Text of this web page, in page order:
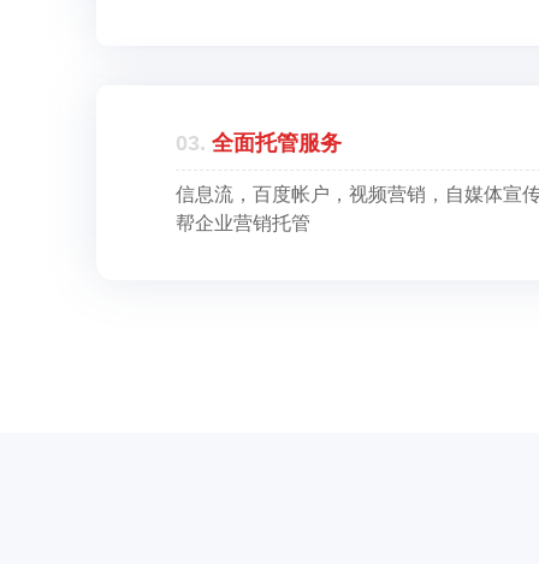
03. 全面托管服务
信息流，百度帐户，视频营销，自媒体宣
帮企业营销托管